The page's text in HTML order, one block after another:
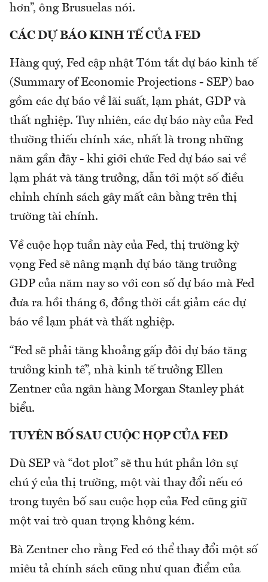
hơn”, ông Brusuelas nói.
CÁC DỰ BÁO KINH TẾ CỦA FED
Hàng quý, Fed cập nhật Tóm tắt dự báo kinh tế
(Summary of Economic Projections - SEP) bao
gồm các dự báo về lãi suất, lạm phát, GDP và
thất nghiệp. Tuy nhiên, các dự báo này của Fed
thường thiếu chính xác, nhất là trong những
năm gần đây - khi giới chức Fed dự báo sai về
lạm phát và tăng trưởng, dẫn tới một số điều
chỉnh chính sách gây mất cân bằng trên thị
trường tài chính.
Về cuộc họp tuần này của Fed, thị trường kỳ
vọng Fed sẽ nâng mạnh dự báo tăng trưởng
GDP của năm nay so với con số dự báo mà Fed
đưa ra hồi tháng 6, đồng thời cắt giảm các dự
báo về lạm phát và thất nghiệp.
“Fed sẽ phải tăng khoảng gấp đôi dự báo tăng
trưởng kinh tế”, nhà kinh tế trưởng Ellen
Zentner của ngân hàng Morgan Stanley phát
biểu.
TUYÊN BỐ SAU CUỘC HỌP CỦA FED
Dù SEP và “dot plot” sẽ thu hút phần lớn sự
chú ý của thị trường, một vài thay đổi nếu có
trong tuyên bố sau cuộc họp của Fed cũng giữ
một vai trò quan trọng không kém.
Bà Zentner cho rằng Fed có thể thay đổi một số
miêu tả chính sách cũng như quan điểm của